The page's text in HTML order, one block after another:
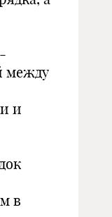
между
и
в